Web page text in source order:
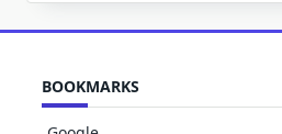
BOOKMARKS